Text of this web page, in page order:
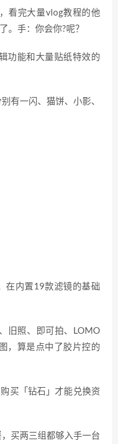
看完大量vlog教程的他
。手：你会你?呢？
功能和大量贴纸特效的
有一闪、猫饼、小影、
在内置19款滤镜的基础
旧照、即可拍、LOMO
，算是点中了胶片控的
买「钻石」才能兑换资
买两三组都够入手一台